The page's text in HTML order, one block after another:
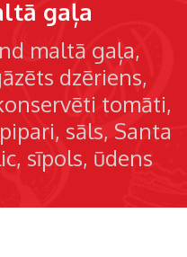
gaļa
maltā gaļa
dzēriens
tomāti
pipari sāls Santa
sīpols ūdens